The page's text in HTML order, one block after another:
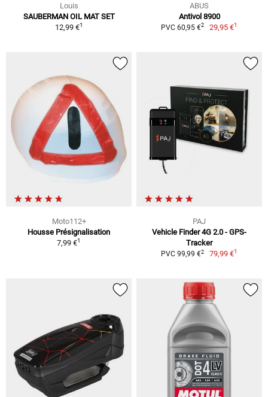
Louis
SAUBERMAN OIL MAT SET
12,99 €1
ABUS
Antivol 8900
PVC 60,95 €2 29,95 €1
Moto112+
Housse Présignalisation
7,99 €1
PAJ
Vehicle Finder 4G 2.0 - GPS-
Tracker
PVC 99,99 €2 79,99 €1